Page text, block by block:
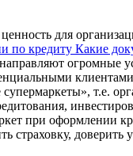
для
по кредиту Какие
огромные
т.е.
при оформлении
страховку,